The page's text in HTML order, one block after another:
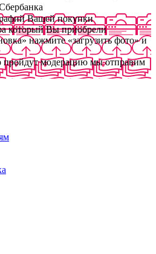
Вашей покупки
который Вы приобрели
нажмите «загрузить фото» и
пройдут модерацию мы отправим